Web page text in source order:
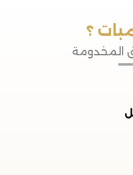
؟
المخدومة